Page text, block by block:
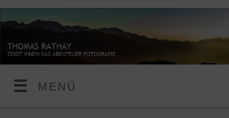
MENÜ